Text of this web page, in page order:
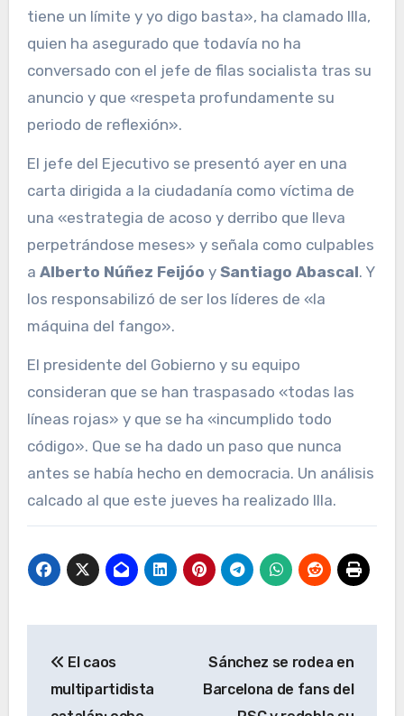
tiene un límite y yo digo basta», ha clamado Illa,
quien ha asegurado que todavía no ha
conversado con el jefe de filas socialista tras su
anuncio y que «respeta profundamente su
periodo de reflexión».
El jefe del Ejecutivo se presentó ayer en una
carta dirigida a la ciudadanía como víctima de
una «estrategia de acoso y derribo que lleva
perpetrándose meses» y señala como culpables
a Alberto Núñez Feijóo y Santiago Abascal. Y
los responsabilizó de ser los líderes de «la
máquina del fango».
El presidente del Gobierno y su equipo
consideran que se han traspasado «todas las
líneas rojas» y que se ha «incumplido todo
código». Que se ha dado un paso que nunca
antes se había hecho en democracia. Un análisis
calcado al que este jueves ha realizado Illa.
de
El caos
multipartidista
Sánchez se rodea en
Barcelona de fans del